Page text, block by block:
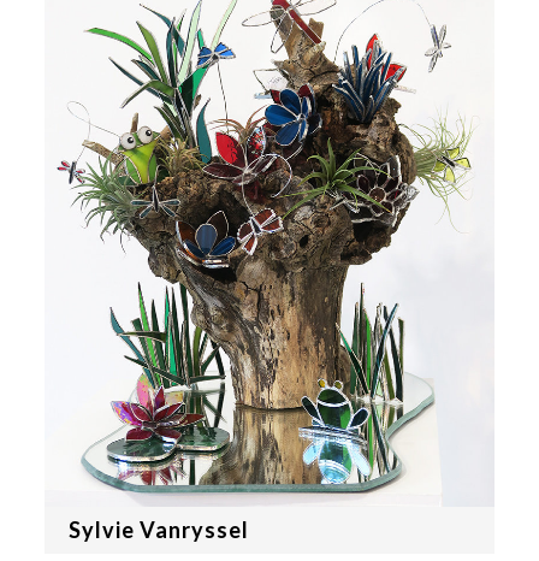
Sylvie Vanryssel